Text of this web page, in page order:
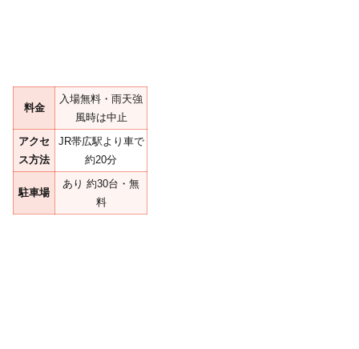
料金
入場無料・雨天強
風時は中止
アクセ
ス方法
JR帯広駅より車で
約20分
駐車場
あり 約30台・無
料